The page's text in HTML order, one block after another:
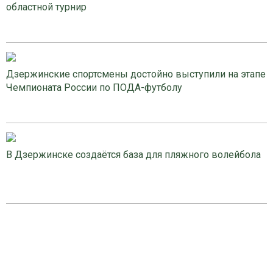
областной турнир
Дзержинские спортсмены достойно выступили на этапе
Чемпионата России по ПОДА-футболу
В Дзержинске создаётся база для пляжного волейбола